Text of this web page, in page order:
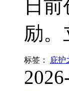
日
励。
标签： 庇护